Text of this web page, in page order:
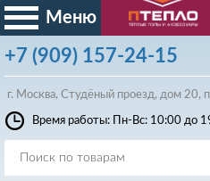
Меню
+7 (909) 157-24-15
г. Москва, Студёный проезд, дом 20,
Время работы: Пн-Вс: 10:00 до